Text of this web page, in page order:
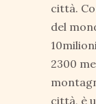
città.
del
2300
città, è